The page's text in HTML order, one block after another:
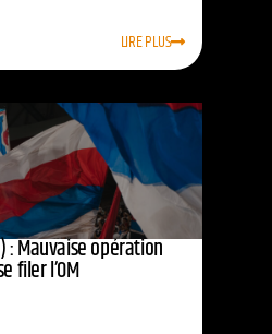
LIRE PLUS
: Mauvaise opération
filer l’OM